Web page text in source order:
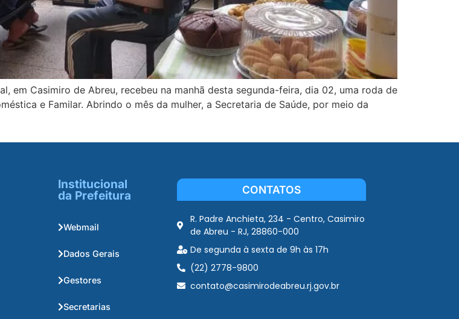
em Casimiro de Abreu, recebeu na manhã desta segunda-feira, dia 02, uma roda de
e Familar. Abrindo o mês da mulher, a Secretaria de Saúde, por meio da
Institucional
da Prefeitura
Webmail
Dados Gerais
Gestores
Secretarias
CONTATOS
R. Padre Anchieta, 234 - Centro, Casimiro
de Abreu - RJ, 28860-000
De segunda à sexta de 9h às 17h
(22) 2778-9800
contato@casimirodeabreu.rj.gov.br